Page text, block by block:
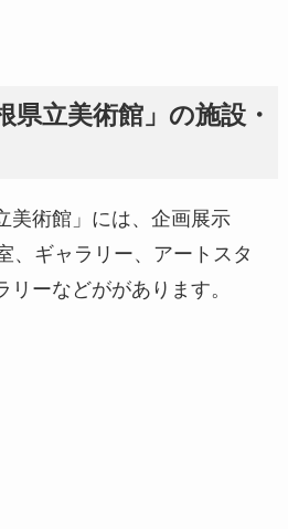
県立美術館」の施設・
美術館」には、企画展示
、ギャラリー、アートスタ
ーなどががあります。